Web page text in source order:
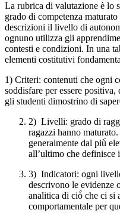
La rubrica di valutazione è lo
grado di competenza
descrizioni il livello di
ognuno utilizza gli
contesti e condizioni. In una
elementi costitutivi
1) Criteri: contenuti che ogni
soddisfare per essere
gli studenti dimostrino di
2) Livelli: grado di
ragazzi hanno
generalmente dal più̀
all’ultimo che
3) Indicatori: ogni
descrivono le evidenze
analitica di ciò̀ che ci si
comportamentale per